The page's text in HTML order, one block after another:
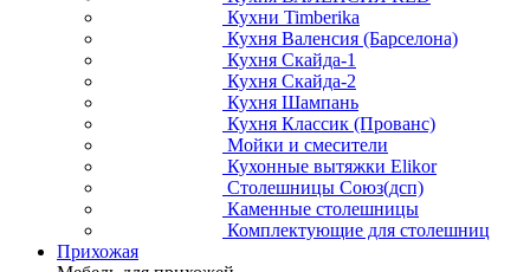
Кухни Timberika
Кухня Валенсия (Барселона)
Кухня Скайда-1
Кухня Скайда-2
Кухня Шампань
Кухня Классик (Прованс)
Мойки и смесители
Кухонные вытяжки Elikor
Столешницы Союз(дсп)
Каменные столешницы
Комплектующие для столешниц
Прихожая